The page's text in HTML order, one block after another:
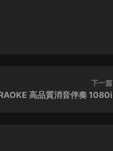
下一篇
高品質消音伴奏 1080i